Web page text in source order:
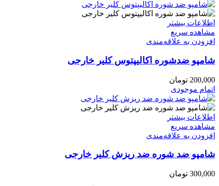
اطلاعات بیشتر
مشاهده سریع
افزودن به علاقه‌مندی
شامپو ضدشوره اکالیپتوس کلیر خارجی
200,000 تومان
اتمام موجودی
اطلاعات بیشتر
مشاهده سریع
افزودن به علاقه‌مندی
شامپو ضد شوره ضد ریزش کلیر خارجی
300,000 تومان